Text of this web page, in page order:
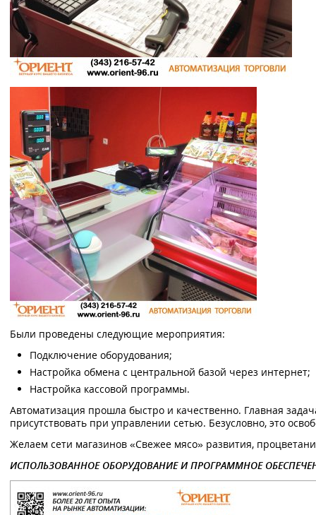
Были проведены следующие мероприятия:
Подключение оборудования;
Настройка обмена с центральной базой через интернет;
Настройка кассовой программы.
Автоматизация прошла быстро и качественно. Главная
присутствовать при управлении сетью. Безусловно, это
Желаем сети магазинов «Свежее мясо» развития,
ИСПОЛЬЗОВАННОЕ ОБОРУДОВАНИЕ И ПРОГРАММНОЕ